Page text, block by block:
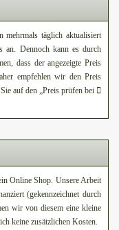
mehrmals täglich aktualisiert
an. Dennoch kann es durch
dass der angezeigte Preis
empfehlen wir den Preis
auf den „Preis prüfen bei
Online Shop. Unsere Arbeit
(gekennzeichnet durch
wir von diesem eine kleine
keine zusätzlichen Kosten.